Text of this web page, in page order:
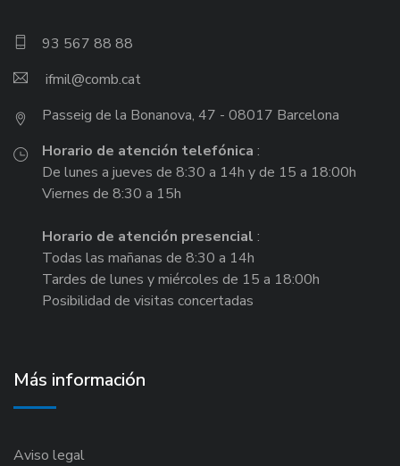
93 567 88 88
ifmil
Passeig de la Bonanova, 47 - 08017 Barcelona
Horario de atención telefónica :
De lunes a jueves de 8:30 a 14h y de 15 a 18:00h
Viernes de 8:30 a 15h
Horario de atención presencial :
Todas las mañanas de 8:30 a 14h
Tardes de lunes y miércoles de 15 a 18:00h
Posibilidad de visitas concertadas
Más información
Aviso legal